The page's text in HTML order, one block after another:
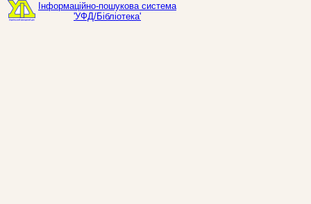
Інформаційно-пошукова система
'УФД/Бібліотека'